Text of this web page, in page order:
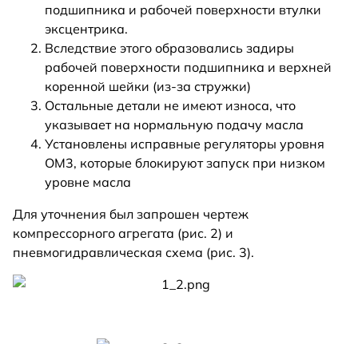
подшипника и рабочей поверхности втулки
эксцентрика.
Вследствие этого образовались задиры
рабочей поверхности подшипника и верхней
коренной шейки (из-за стружки)
Остальные детали не имеют износа, что
указывает на нормальную подачу масла
Установлены исправные регуляторы уровня
ОМ3, которые блокируют запуск при низком
уровне масла
Для уточнения был запрошен чертеж
компрессорного агрегата (рис. 2) и
пневмогидравлическая схема (рис. 3).